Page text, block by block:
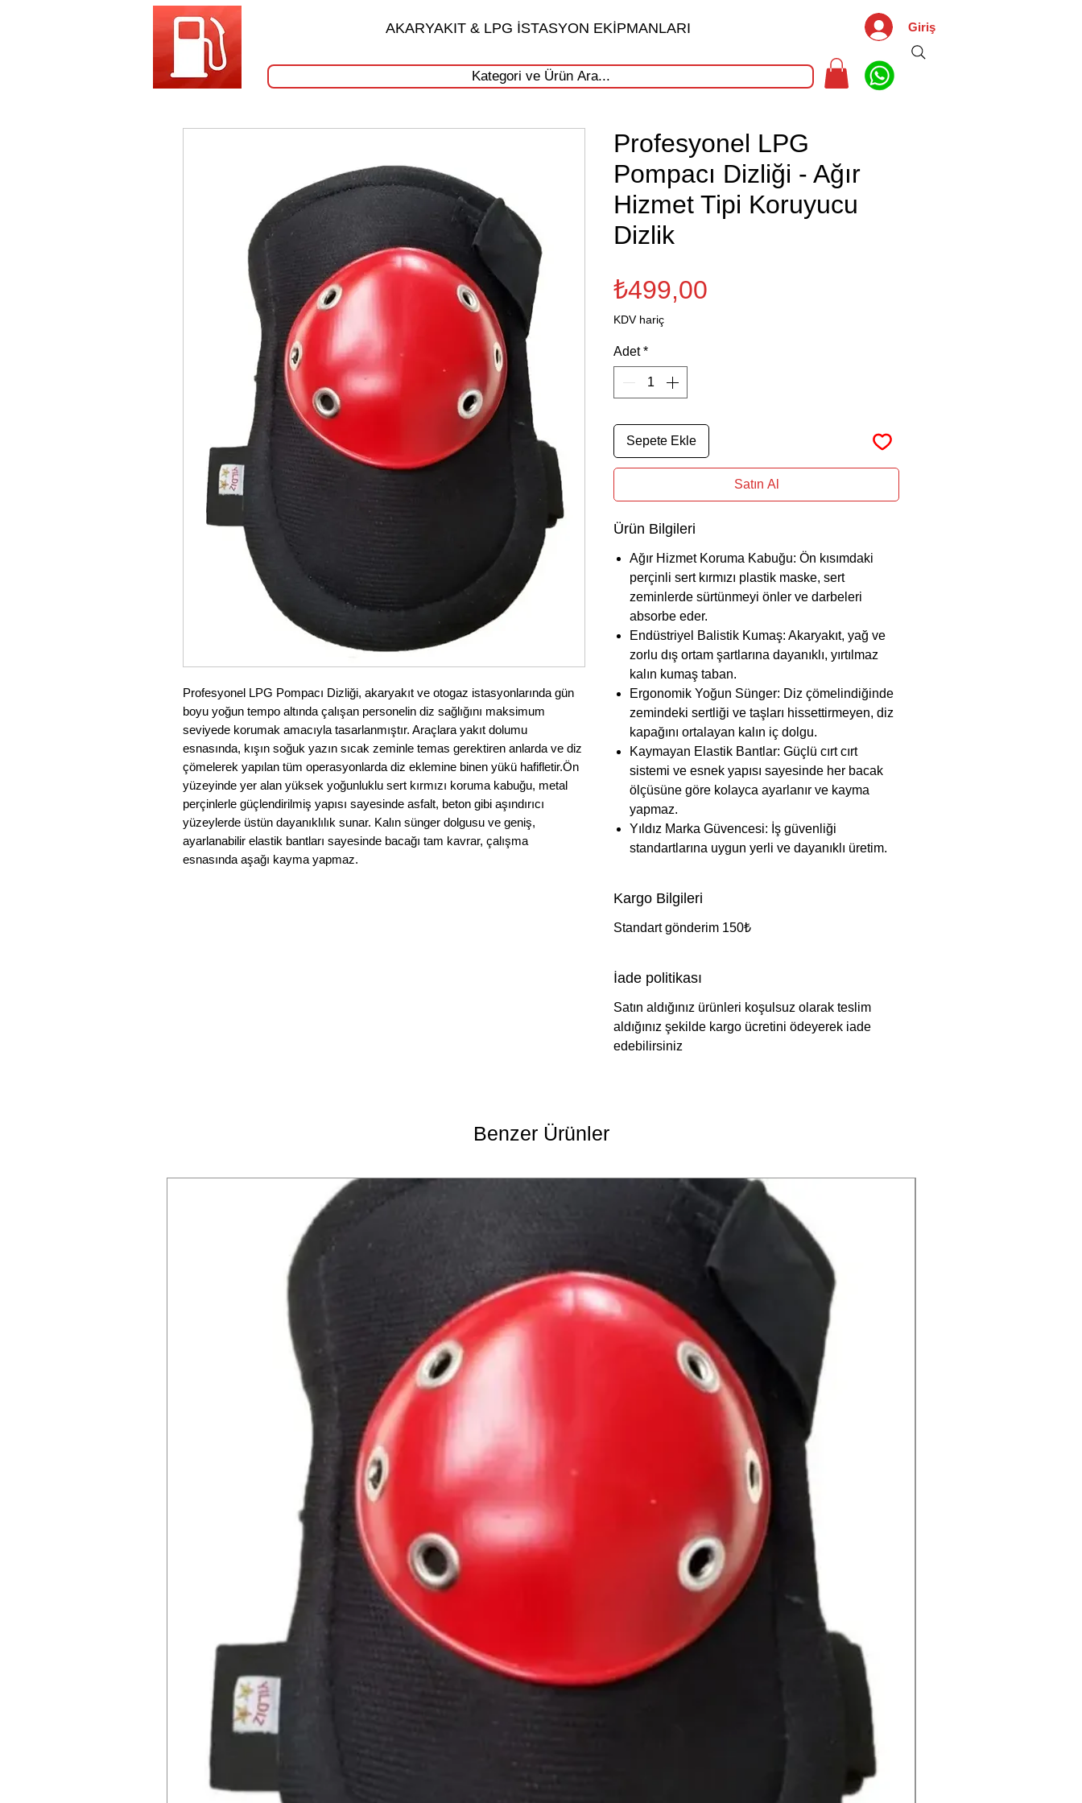
AKARYAKIT & LPG İSTASYON EKİPMANLARI
Kategori ve Ürün Ara...
Giriş
Profesyonel LPG Pompacı Dizliği, akaryakıt ve otogaz istasyonlarında gün
boyu yoğun tempo altında çalışan personelin diz sağlığını maksimum
seviyede korumak amacıyla tasarlanmıştır. Araçlara yakıt dolumu
esnasında, kışın soğuk yazın sıcak zeminle temas gerektiren anlarda ve diz
çömelerek yapılan tüm operasyonlarda diz eklemine binen yükü hafifletir.Ön
yüzeyinde yer alan yüksek yoğunluklu sert kırmızı koruma kabuğu, metal
perçinlerle güçlendirilmiş yapısı sayesinde asfalt, beton gibi aşındırıcı
yüzeylerde üstün dayanıklılık sunar. Kalın sünger dolgusu ve geniş,
ayarlanabilir elastik bantları sayesinde bacağı tam kavrar, çalışma
esnasında aşağı kayma yapmaz.
Profesyonel LPG
Pompacı Dizliği - Ağır
Hizmet Tipi Koruyucu
Dizlik
₺499,00
KDV hariç
Adet *
Sepete Ekle
Satın Al
Ürün Bilgileri
Ağır Hizmet Koruma Kabuğu: Ön kısımdaki
perçinli sert kırmızı plastik maske, sert
zeminlerde sürtünmeyi önler ve darbeleri
absorbe eder.
Endüstriyel Balistik Kumaş: Akaryakıt, yağ ve
zorlu dış ortam şartlarına dayanıklı, yırtılmaz
kalın kumaş taban.
Ergonomik Yoğun Sünger: Diz çömelindiğinde
zemindeki sertliği ve taşları hissettirmeyen, diz
kapağını ortalayan kalın iç dolgu.
Kaymayan Elastik Bantlar: Güçlü cırt cırt
sistemi ve esnek yapısı sayesinde her bacak
ölçüsüne göre kolayca ayarlanır ve kayma
yapmaz.
Yıldız Marka Güvencesi: İş güvenliği
standartlarına uygun yerli ve dayanıklı üretim.
Kargo Bilgileri
Standart gönderim 150₺
İade politikası
Satın aldığınız ürünleri koşulsuz olarak teslim
aldığınız şekilde kargo ücretini ödeyerek iade
edebilirsiniz
Benzer Ürünler